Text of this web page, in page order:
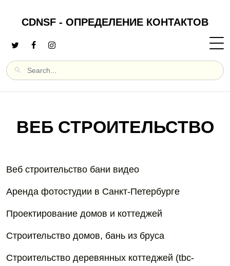
CDNSF - ОПРЕДЕЛЕНИЕ КОНТАКТОВ
ВЕБ СТРОИТЕЛЬСТВО
Веб строительство бани видео
Аренда фотостудии в Санкт-Петербурге
Проектирование домов и коттеджей
Строительство домов, бань из бруса
Строительство деревянных коттеджей (tbc-